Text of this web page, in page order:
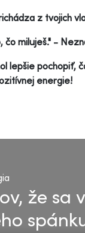
z tvojich
čo miluješ." -
lepšie pochopiť,
energie!
že sa